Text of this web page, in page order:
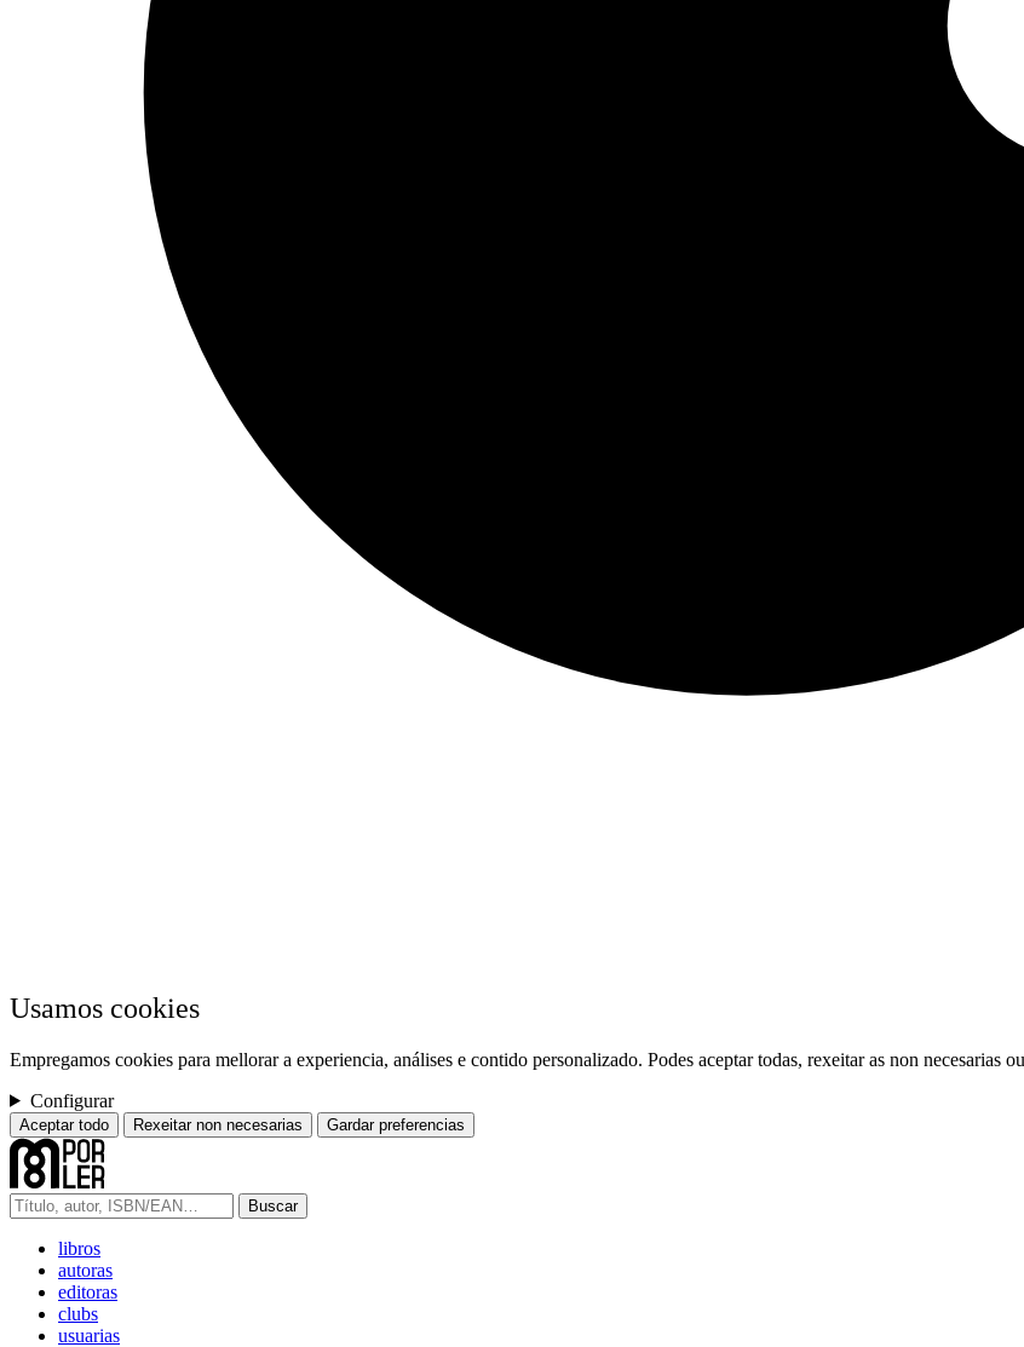
Usamos cookies
Empregamos cookies para mellorar a experiencia, análises e contido personalizado. Podes aceptar todas, rexeitar as non necesarias
Configurar
Aceptar todo Rexeitar non necesarias Gardar preferencias
Buscar
libros
autoras
editoras
clubs
usuarias